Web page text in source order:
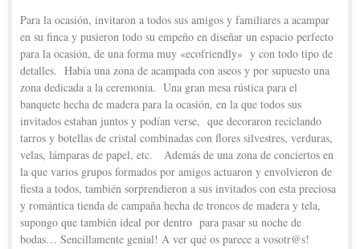
Para la ocasión, invitaron a todos sus amigos y familiares a acampar
en su finca y pusieron todo su empeño en diseñar un espacio perfecto
para la ocasión, de una forma muy «ecofriendly» y con todo tipo de
detalles. Había una zona de acampada con aseos y por supuesto una
zona dedicada a la ceremonia. Una gran mesa rústica para el
banquete hecha de madera para la ocasión, en la que todos sus
invitados estaban juntos y podían verse, que decoraron reciclando
tarros y botellas de cristal combinadas con flores silvestres, verduras,
velas, lámparas de papel, etc. Además de una zona de conciertos en
la que varios grupos formados por amigos actuaron y envolvieron de
fiesta a todos, también sorprendieron a sus invitados con esta preciosa
y romántica tienda de campaña hecha de troncos de madera y tela,
supongo que también ideal por dentro para pasar su noche de
bodas… Sencillamente genial! A ver qué os parece a vosotr@s!